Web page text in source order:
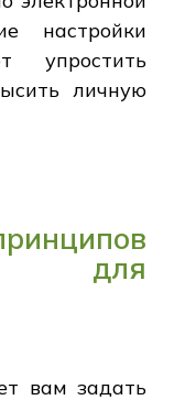
настройки
упростить
личную
для
вам задать